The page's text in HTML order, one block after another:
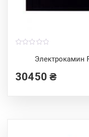
Электрокамин
o
f
30450₴